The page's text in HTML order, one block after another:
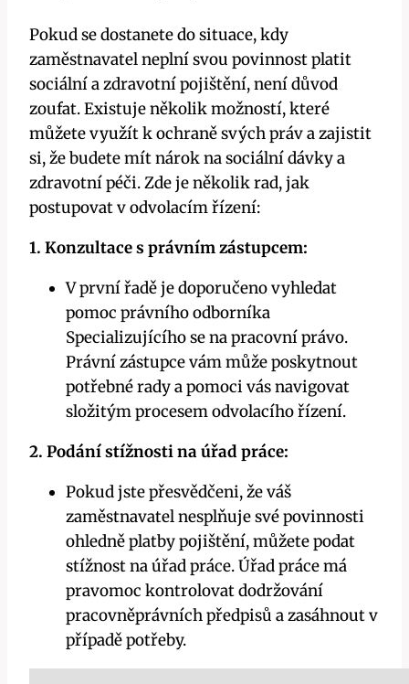
Pokud se dostanete do situace, kdy
zaměstnavatel neplní svou povinnost platit
sociální a zdravotní pojištění, není důvod
zoufat. Existuje několik možností, které
můžete využít k ochraně svých práv a zajistit
si, že budete mít nárok na sociální dávky a
zdravotní péči. Zde je několik rad, jak
postupovat v odvolacím řízení:
1. Konzultace s právním zástupcem:
V první řadě je doporučeno vyhledat
pomoc právního odborníka
Specializujícího se na pracovní právo.
Právní zástupce vám může poskytnout
potřebné rady a pomoci vás navigovat
složitým procesem odvolacího řízení.
2. Podání stížnosti na úřad práce:
Pokud jste přesvědčeni, že váš
zaměstnavatel nesplňuje své povinnosti
ohledně platby pojištění, můžete podat
stížnost na úřad práce. Úřad práce má
pravomoc kontrolovat dodržování
pracovněprávních předpisů a zasáhnout v
případě potřeby.